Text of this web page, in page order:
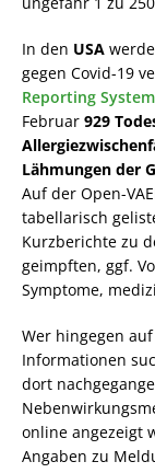
In den USA
gegen Covid-19
Reporting
Februar 929
Lähmungen der
Auf der Open-
tabellarisch
Kurzberichte zu
geimpften, ggf.
Symptome,
Wer hingegen
Informationen
dort
online angezeigt
Angaben zu